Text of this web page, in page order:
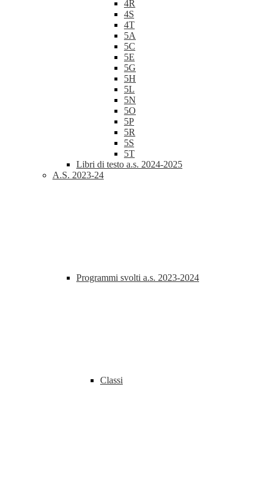
4R
4S
4T
5A
5C
5E
5G
5H
5L
5N
5O
5P
5R
5S
5T
Libri di testo a.s. 2024-2025
A.S. 2023-24
Programmi svolti a.s. 2023-2024
Classi